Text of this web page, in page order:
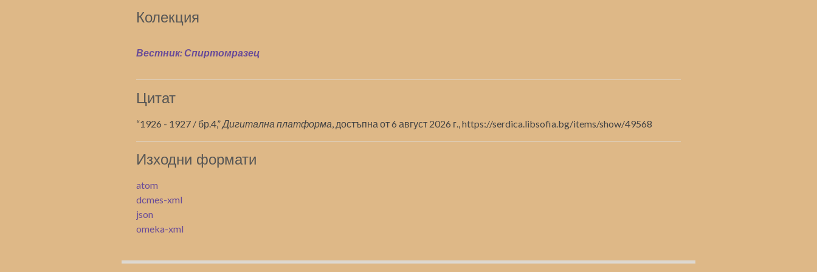
Колекция
Вестник: Спиртомразец
Цитат
“1926 - 1927 / бр.4,”Дигитална платформа, достъпна от 6 август 2026 г.,https://serdica.libsofia.bg/items/show/49568
Изходни формати
atom
dcmes-xml
json
omeka-xml